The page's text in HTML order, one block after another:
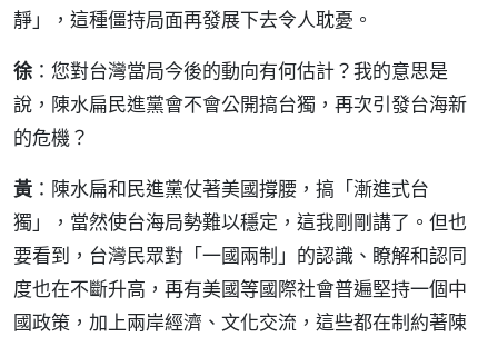
靜」，這種僵持局面再發展下去令人耽憂。
徐 ：您對台灣當局今後的動向有何估計？我的意思是
說，陳水扁民進黨會不會公開搞台獨，再次引發台海新
的危機？
黃 ：陳水扁和民進黨仗著美國撐腰，搞「漸進式台
獨」，當然使台海局勢難以穩定，這我剛剛講了。但也
要看到，台灣民眾對「一國兩制」的認識、瞭解和認同
度也在不斷升高，再有美國等國際社會普遍堅持一個中
國政策，加上兩岸經濟、文化交流，這些都在制約著陳